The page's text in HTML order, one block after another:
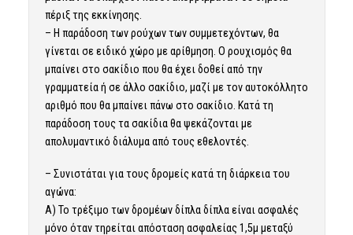
πέριξ της εκκίνησης.
– Η παράδοση των ρούχων των συμμετεχόντων, θα
γίνεται σε ειδικό χώρο με αρίθμηση. Ο ρουχισμός θα
μπαίνει στο σακίδιο που θα έχει δοθεί από την
γραμματεία ή σε άλλο σακίδιο, μαζί με τον αυτοκόλλητο
αριθμό που θα μπαίνει πάνω στο σακίδιο. Κατά τη
παράδοση τους τα σακίδια θα ψεκάζονται με
απολυμαντικό διάλυμα από τους εθελοντές.
– Συνιστάται για τους δρομείς κατά τη διάρκεια του
αγώνα:
Α) Το τρέξιμο των δρομέων δίπλα δίπλα είναι ασφαλές
μόνο όταν τηρείται απόσταση ασφαλείας 1,5μ μεταξύ